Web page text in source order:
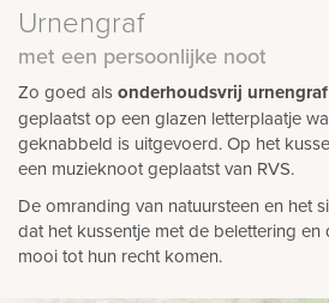
Urnengraf
met een persoonlijke noot
Zo goed alsonderhoudsvrij urnengraf
geplaatst op een glazen letterplaatje
geknabbeld is uitgevoerd. Op het
een muzieknoot geplaatst van RVS.
De omranding van natuursteen en het
dat het kussentje met de belettering
mooi tot hun recht komen.